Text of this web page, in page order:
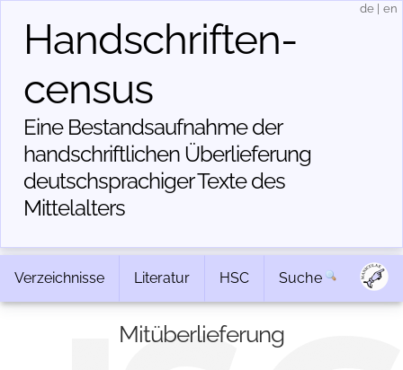
Handschriften­
census
Eine Bestandsaufnahme der
handschriftlichen Über­lieferung
deutschsprachiger Texte des
Mittelalters
de en
Verzeichnisse Literatur HSC Suche
Mitüberlieferung